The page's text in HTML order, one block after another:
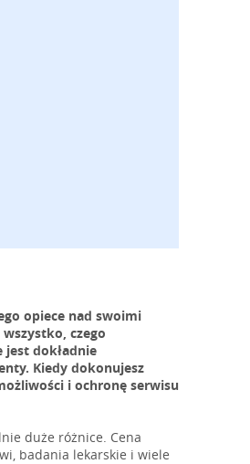
opiece nad swoimi
czego
jest dokładnie
Kiedy dokonujesz
i ochronę serwisu
duże różnice. Cena
badania lekarskie i wiele